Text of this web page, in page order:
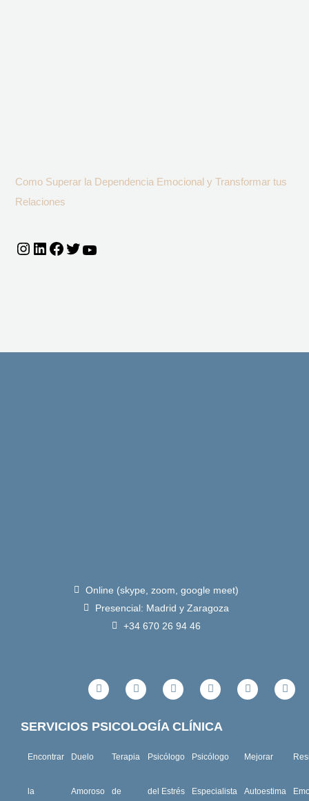
Como Superar la Dependencia Emocional y Transformar tus
Relaciones
Online (skype, zoom, google meet)
Presencial: Madrid y Zaragoza
+34 670 26 94 46
F
a
b
T
w
I
n
a
a
L
i
e
n
Y
o
S
k
SERVICIOS PSICOLOGÍA CLÍNICA
Encontrar
la
Duelo
Amoroso
Terapia
de
Psicólogo
del Estrés
Psicólogo
Especialista
Mejorar
Autoestima